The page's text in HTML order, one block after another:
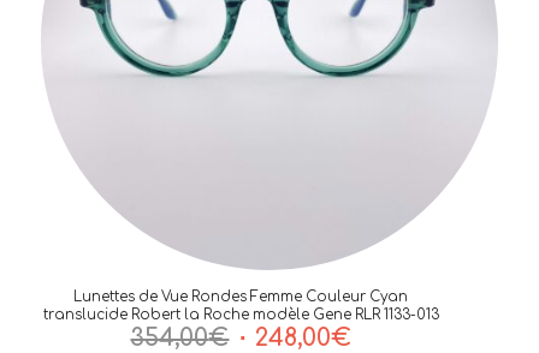
Lunettes de Vue Rondes Femme Couleur Cyan
translucide Robert la Roche modèle Gene RLR 1133-013
354,00€ Le248,00€